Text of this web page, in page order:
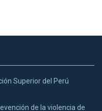
Superior del Perú
de la violencia de